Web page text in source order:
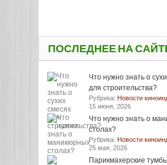
ПОСЛЕДНЕЕ НА
Что нужно знать о
для строительства?
Рубрика: Новости
15 июня, 2026
Что нужно знать о
столах?
Рубрика: Новости
25 мая, 2026
Парикмахерские